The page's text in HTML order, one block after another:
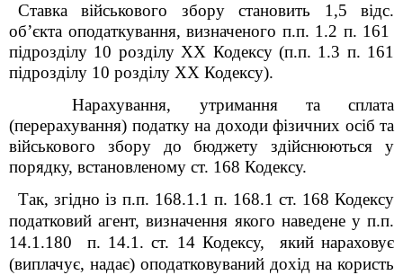
Ставка військового збору становить 1,5 відс.
об’єкта оподаткування, визначеного п.п. 1.2 п. 161
підрозділу 10 розділу XX Кодексу (п.п. 1.3 п. 161
підрозділу 10 розділу XX Кодексу).
Нарахування, утримання та сплата
(перерахування) податку на доходи фізичних осіб та
військового збору до бюджету здійснюються у
порядку, встановленому ст. 168 Кодексу.
Так, згідно із п.п. 168.1.1 п. 168.1 ст. 168 Кодексу
податковий агент, визначення якого наведене у п.п.
14.1.180 п. 14.1. ст. 14 Кодексу, який нараховує
(виплачує, надає) оподатковуваний дохід на користь